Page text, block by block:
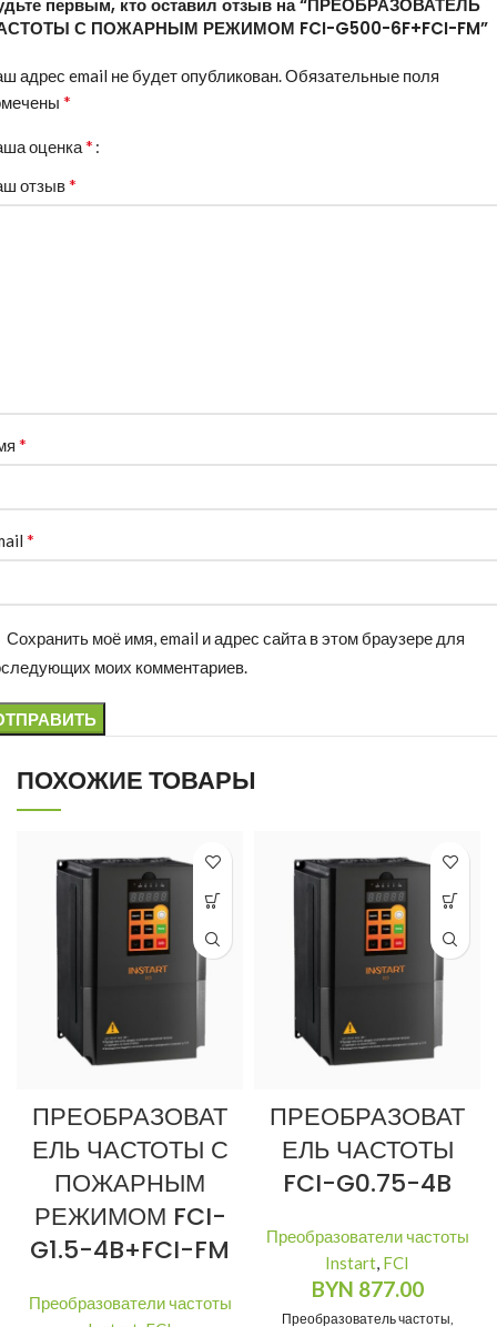
первым, кто оставил отзыв на “ПРЕОБРАЗОВАТЕЛЬ
С ПОЖАРНЫМ РЕЖИМОМ FCI-G500-6F+FCI-FM”
адрес email не будет опубликован.Обязательные поля
*
оценка*
отзыв*
*
*
Сохранить моё имя, email и адрес сайта в этом браузере для
моих комментариев.
ПОХОЖИЕ ТОВАРЫ
ПРЕОБРАЗОВАТ
ЕЛЬ ЧАСТОТЫ С
ПОЖАРНЫМ
РЕЖИМОМ FCI-
G1.5-4B+FCI-FM
Преобразователи частоты
ПРЕОБРАЗОВАТ
ЕЛЬ ЧАСТОТЫ
FCI-G0.75-4B
Преобразователи частоты
Instart, FCI
BYN 877.00
Преобразователь частоты,